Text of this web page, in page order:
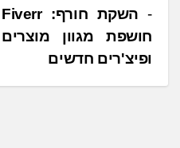
נ
י
ו
השקת חורף: Fiverr
חושפת מגוון מוצרים
ופיצ'רים חדשים